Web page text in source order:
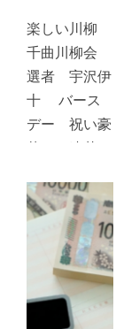
楽しい川柳
千曲川柳会
選者 宇沢伊
十 バース
デー 祝い豪
華な 遠花
続きを読む
*千曲川柳会,